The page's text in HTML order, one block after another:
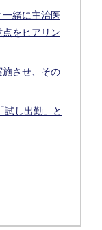
緒に主治医
をヒアリン
させ、その
試し出勤」と